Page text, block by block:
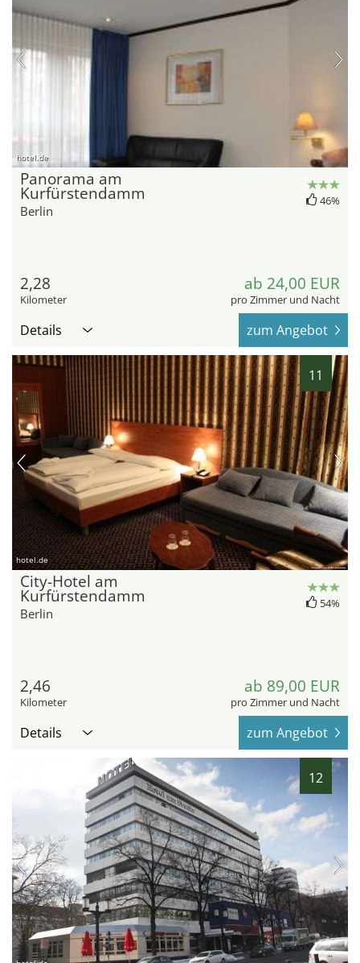
hotel.de
Panorama am
Kurfürstendamm
Berlin
46%
2,28
Kilometer
ab 24,00 EUR
pro Zimmer und Nacht
Details zum Angebot
11
hotel.de
City-Hotel am
Kurfürstendamm
Berlin
54%
2,46
Kilometer
ab 89,00 EUR
pro Zimmer und Nacht
Details zum Angebot
12